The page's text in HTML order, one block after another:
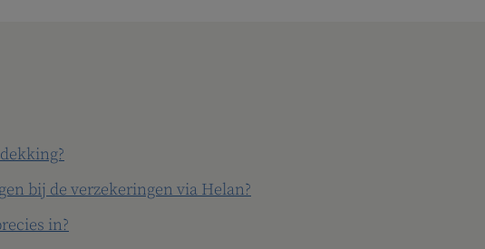
bij de verzekeringen via Helan?
in?